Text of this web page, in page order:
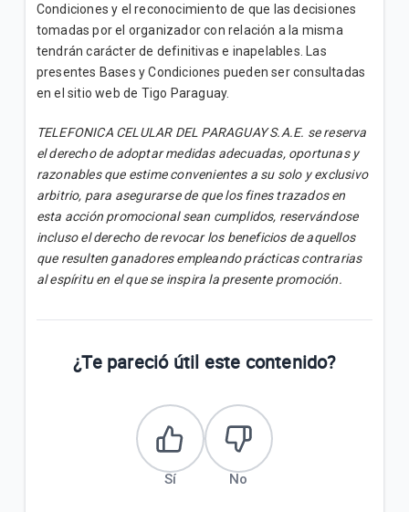
Condiciones y el reconocimiento de que las decisiones
tomadas por el organizador con relación a la misma
tendrán carácter de definitivas e inapelables. Las
presentes Bases y Condiciones pueden ser consultadas
en el sitio web de Tigo Paraguay.
TELEFONICA CELULAR DEL PARAGUAY S.A.E. se reserva
el derecho de adoptar medidas adecuadas, oportunas y
razonables que estime convenientes a su solo y exclusivo
arbitrio, para asegurarse de que los fines trazados en
esta acción promocional sean cumplidos, reservándose
incluso el derecho de revocar los beneficios de aquellos
que resulten ganadores empleando prácticas contrarias
al espíritu en el que se inspira la presente promoción.
¿Te pareció útil este contenido?
Sí No